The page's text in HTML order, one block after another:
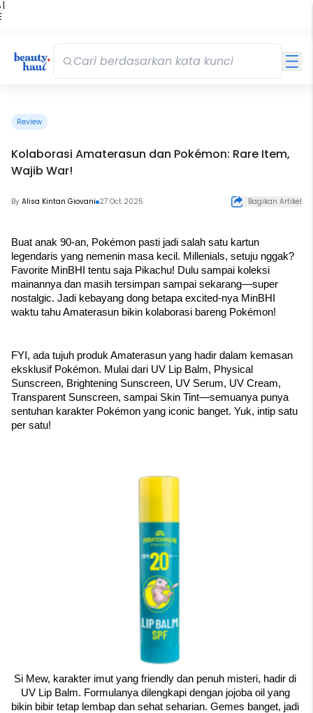
|
Review
Kolaborasi Amaterasun dan Pokémon: Rare Item,
Wajib War!
By Alisa Kintan Giovani 27 Oct 2025 Bagikan Artikel
Buat anak 90-an, Pokémon pasti jadi salah satu kartun
legendaris yang nemenin masa kecil. Millenials, setuju nggak?
Favorite MinBHI tentu saja Pikachu! Dulu sampai koleksi
mainannya dan masih tersimpan sampai sekarang—super
nostalgic. Jadi kebayang dong betapa excited-nya MinBHI
waktu tahu Amaterasun bikin kolaborasi bareng Pokémon!
FYI, ada tujuh produk Amaterasun yang hadir dalam kemasan
eksklusif Pokémon. Mulai dari UV Lip Balm, Physical
Sunscreen, Brightening Sunscreen, UV Serum, UV Cream,
Transparent Sunscreen, sampai Skin Tint—semuanya punya
sentuhan karakter Pokémon yang iconic banget. Yuk, intip satu
per satu!
Si Mew, karakter imut yang friendly dan penuh misteri, hadir di
UV Lip Balm. Formulanya dilengkapi dengan jojoba oil yang
bikin bibir tetap lembap dan sehat seharian. Gemes banget, jadi